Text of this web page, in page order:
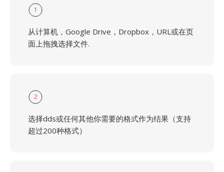
1
从计算机，Google Drive，Dropbox，URL或在页
面上拖拽选择文件.
2
选择dds或任何其他你需要的格式作为结果（支持
超过200种格式）